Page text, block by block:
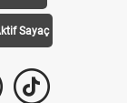
Sayaç